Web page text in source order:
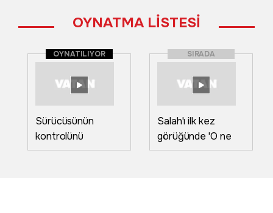
OYNATMA LİSTESİ
OYNATILIYOR
Sürücüsünün
kontrolünü
otomobil sulama
SIRADA
Salah'ı ilk kez
görüğünde 'O ne
bilama bişe' diyen